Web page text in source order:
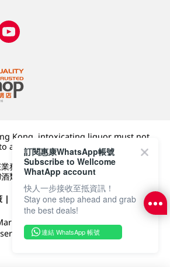
Kong, intoxicating liquor must not
a minor (under 18) in the course of
務過程中，向未成年人 (18 歲以下人士)
類。
| DFI零售集團
Place. The Dairy Farm Company
訂閱惠康WhatsApp帳號
Subscribe to Wellcome
WhatApp account
快人一步接收至抵資訊！
Stay one step ahead and grab
the best deals!
連結 WhatsApp 帳號